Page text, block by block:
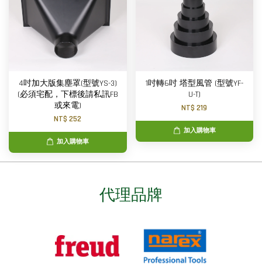
4吋加大版集塵罩(型號YS-3)
(必須宅配，下標後請私訊FB
或來電)
NT$ 252
加入購物車
1吋轉6吋 塔型風管 (型號YF-
U-T)
NT$ 219
加入購物車
代理品牌